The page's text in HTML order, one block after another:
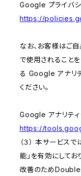
Google プライバシ
https://
なお、お客様はご
で使用されること
る Google アナリ
ください。
Google アナリティ
https://
（３） 本サービス
能」を有効にしてお
改善のため